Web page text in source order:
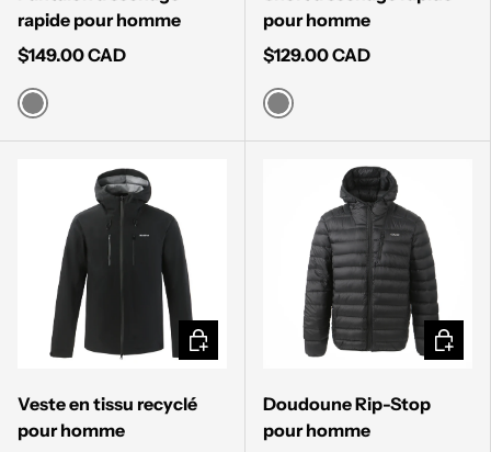
rapide pour homme
$149.00 CAD
GREY
pour homme
$129.00 CAD
GREY
Veste en tissu recyclé
pour homme
CHOISIR LES OPTIONS
Doudoune Rip-Stop
pour homme